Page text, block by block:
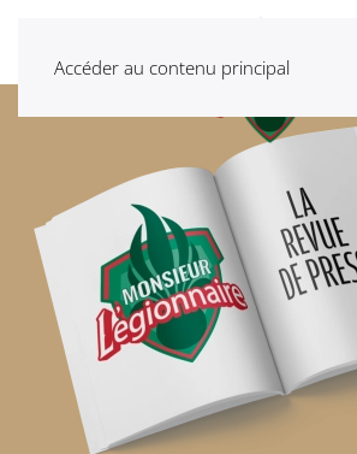
Accéder au contenu principal